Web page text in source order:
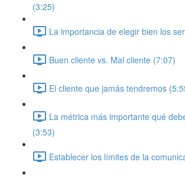
(3:25)
La importancia de elegir bien los
Buen cliente vs. Mal cliente (7:07)
El cliente que jamás tendremos
La métrica más importante qué
(3:53)
Establecer los límites de la